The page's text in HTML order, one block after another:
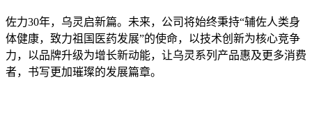
佐力30年，乌灵启新篇。未来，公司将始终秉持“辅佐人类身
体健康，致力祖国医药发展”的使命，以技术创新为核心竞争
力，以品牌升级为增长新动能，让乌灵系列产品惠及更多消费
者，书写更加璀璨的发展篇章。